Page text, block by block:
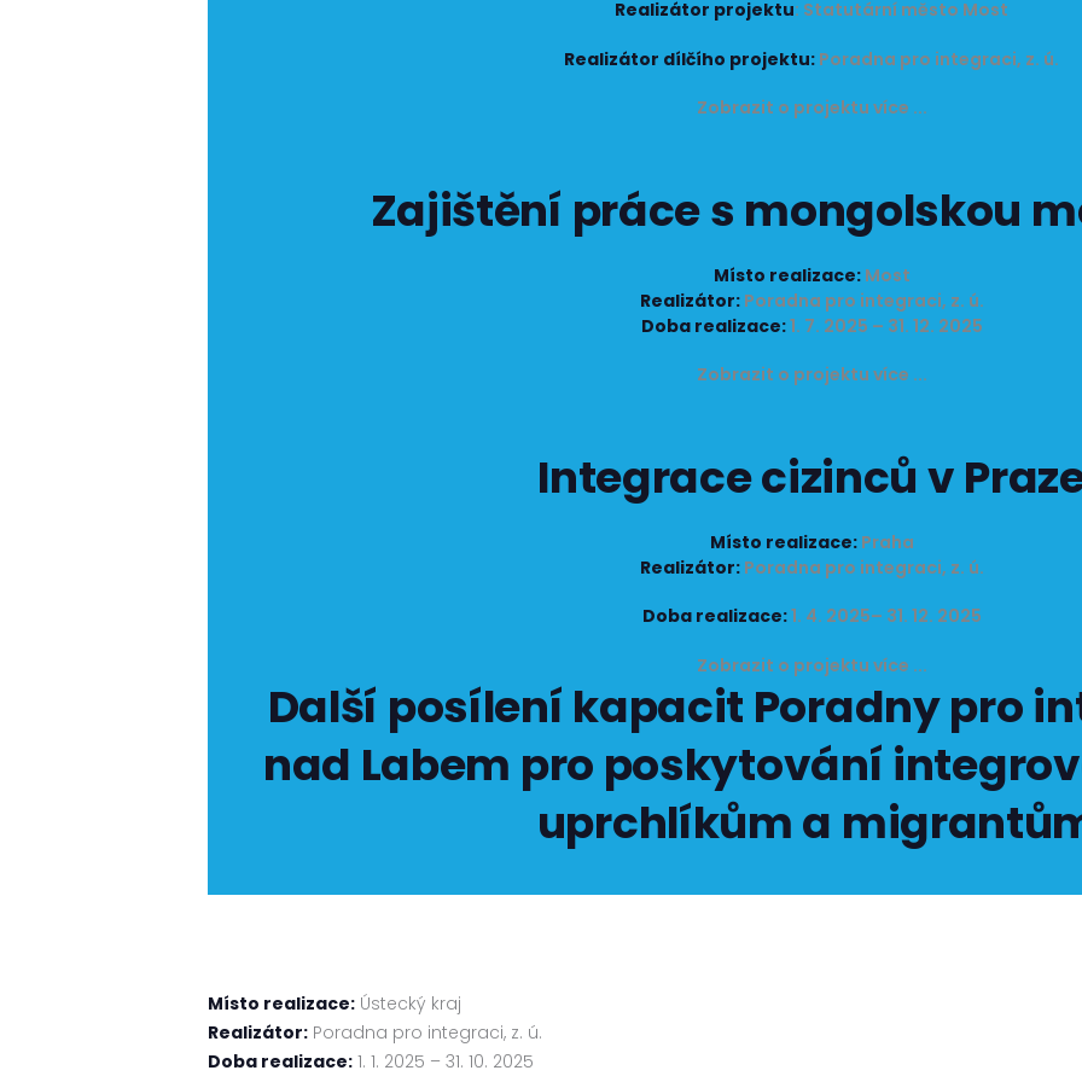
Realizátor projektu: Statutární město Most
Realizátor dílčího projektu: Poradna pro integraci, z. ú.
Zobrazit o projektu více ...
Zajištění práce s mongolskou
Místo realizace:Most
Realizátor:Poradna pro integraci, z. ú.
Doba realizace:1. 7. 2025 – 31. 12. 2025
Zobrazit o projektu více ...
Integrace cizinců v
Místo realizace:Praha
Realizátor:Poradna pro integraci, z. ú.
Doba realizace:1. 4. 2025– 31. 12. 2025
Zobrazit o projektu více ...
Další posílení kapacit Poradny pro
nad Labem pro poskytování
uprchlíkům a
Místo realizace: Ústecký kraj
Realizátor: Poradna pro integraci, z. ú.
Doba realizace: 1. 1. 2025 – 31. 10. 2025